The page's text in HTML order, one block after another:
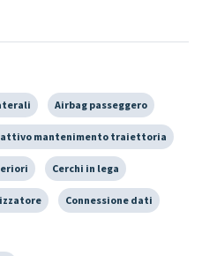
Airbag passeggero
mantenimento traiettoria
Cerchi in lega
Connessione dati